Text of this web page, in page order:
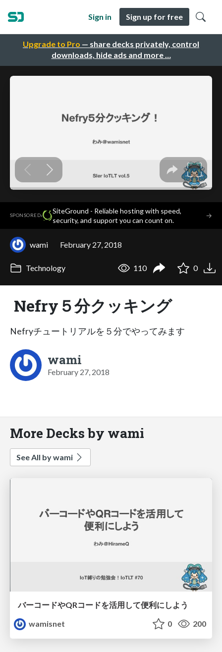
Upgrade to Pro — share decks privately, control
downloads, hide ads and more …
Sign in Sign up for free
SPONSORED·
SiteGround - Reliable hosting with speed,
security, and support you can count on.
→
wami February 27, 2018
Technology 110 0
Nefry５分クッキング
Nefryチュートリアルを５分でやってみます
wami
February 27, 2018
More Decks by wami
See All by wami
バーコードやQRコードを活用して便利にしよう
wamisnet
0 200